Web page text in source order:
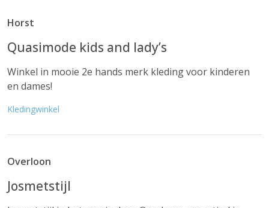
Horst
Quasimode kids and lady’s
Winkel in mooie 2e hands merk kleding voor kinderen
en dames!
Kledingwinkel
Overloon
Josmetstijl